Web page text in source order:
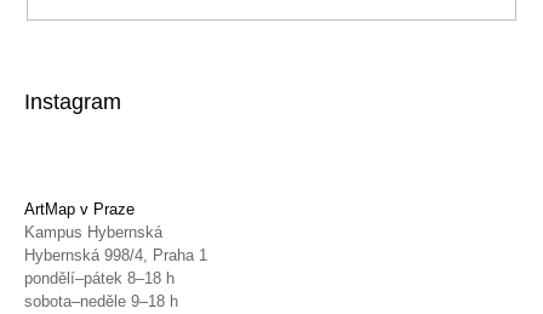
Instagram
ArtMap v Praze
Kampus Hybernská
Hybernská 998/4, Praha 1
pondělí–pátek 8–18 h
sobota–neděle 9–18 h